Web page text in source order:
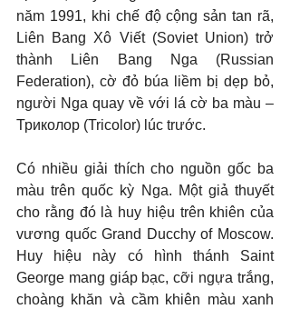
năm 1991, khi chế độ cộng sản tan rã,
Liên Bang Xô Viết (Soviet Union) trở
thành Liên Bang Nga (Russian
Federation), cờ đỏ búa liềm bị dẹp bỏ,
người Nga quay về với lá cờ ba màu –
Триколор (Tricolor) lúc trước.
Có nhiều giải thích cho nguồn gốc ba
màu trên quốc kỳ Nga. Một giả thuyết
cho rằng đó là huy hiệu trên khiên của
vương quốc Grand Ducchy of Moscow.
Huy hiệu này có hình thánh Saint
George mang giáp bạc, cỡi ngựa trắng,
choàng khăn và cầm khiên màu xanh